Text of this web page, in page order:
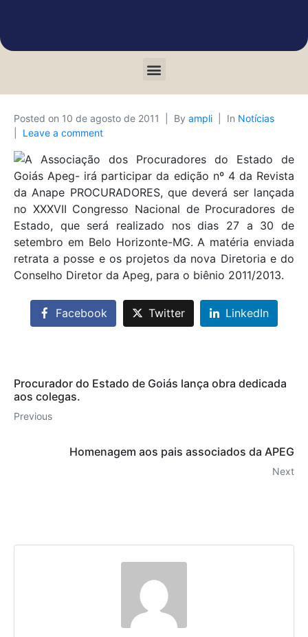
Posted on 10 de agosto de 2011 By ampli In Notícias
Leave a comment
A Associação dos Procuradores do Estado de
Goiás Apeg- irá participar da edição nº 4 da Revista
da Anape PROCURADORES, que deverá ser lançada
no XXXVII Congresso Nacional de Procuradores de
Estado, que será realizado nos dias 27 a 30 de
setembro em Belo Horizonte-MG. A matéria enviada
retrata a posse e os projetos da nova Diretoria e do
Conselho Diretor da Apeg, para o biênio 2011/2013.
Facebook Twitter LinkedIn
Procurador do Estado de Goiás lança obra dedicada
aos colegas.
Previous
Homenagem aos pais associados da APEG
Next